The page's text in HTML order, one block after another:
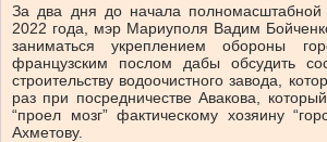
За два дня до начала
2022 года, мэр Мариуполя Вадим
заниматься укреплением обороны
французским послом дабы обсудить
строительству водоочистного завода,
раз при посредничестве Авакова,
“проел мозг” фактическому хозяину
Ахметову.